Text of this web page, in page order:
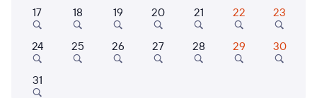
Кто едет
17 18 19 20 21 22 23
24 25 26 27 28 29 30
31